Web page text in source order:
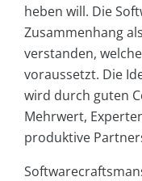
heben will. Die
Zusammenhang
verstanden,
voraussetzt. Die
wird durch guten
Mehrwert,
produktive